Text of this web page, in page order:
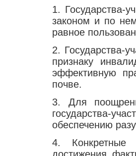
1. Государства-
законом и по
равное
2. Государства-
признаку
эффективную
почве.
3. Для
государства-
обеспечению
4.
достижения